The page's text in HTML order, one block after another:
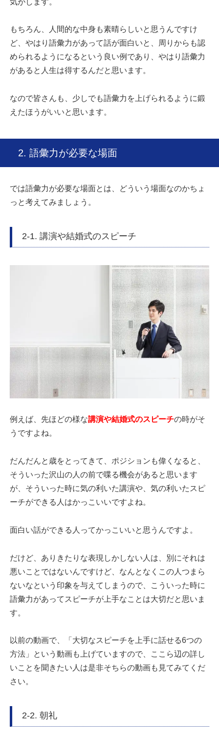
もちろん、人間的な中身も素晴らしいと思うんですけ
ど、やはり語彙力があって話が面白いと、周りからも認
められるようになるという良い例であり、やはり語彙力
があると人生は得するんだと思います。
なので皆さんも、少しでも語彙力を上げられるように鍛
えたほうがいいと思います。
2. 語彙力が必要な場面
では語彙力が必要な場面とは、どういう場面なのかちょ
っと考えてみましょう。
2-1. 講演や結婚式のスピーチ
例えば、先ほどの様な講演や結婚式のスピーチの時がそ
うですよね。
だんだんと歳をとってきて、ポジションも偉くなると、
そういった沢山の人の前で喋る機会があると思います
が、そういった時に気の利いた講演や、気の利いたスピ
ーチができる人はかっこいいですよね。
面白い話ができる人ってかっこいいと思うんですよ。
だけど、ありきたりな表現しかしない人は、別にそれは
悪いことではないんですけど、なんとなくこの人つまら
ないなという印象を与えてしまうので、こういった時に
語彙力があってスピーチが上手なことは大切だと思いま
す。
以前の動画で、「大切なスピーチを上手に話せる6つの
方法」という動画も上げていますので、ここら辺の詳し
いことを聞きたい人は是非そちらの動画も見てみてくだ
さい。
2-2. 朝礼